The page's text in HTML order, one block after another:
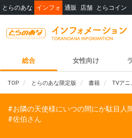
とらのあな インフォ 通販 店舗 とらコイン
総合 女性向け
TOP とらのあな限定版 書籍 TVアニ
#お隣の天使様にいつの間にか駄目人
#佐伯さん